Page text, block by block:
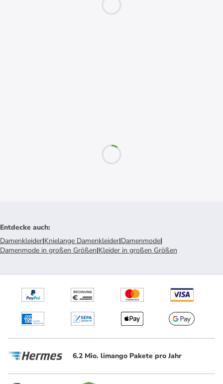
Entdecke auch:
Damenkleider|Knielange Damenkleider|Damenmode|
Damenmode in großen Größen|Kleider in großen Größen
6.2 Mio. limango Pakete pro Jahr